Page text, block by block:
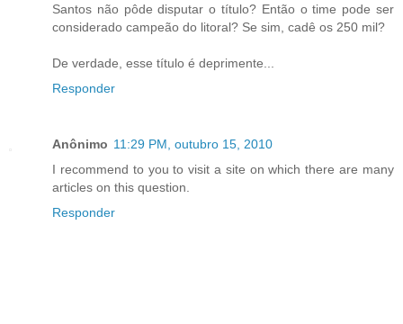
Santos não pôde disputar o título? Então o time pode ser
considerado campeão do litoral? Se sim, cadê os 250 mil?
De verdade, esse título é deprimente...
Responder
Anônimo 11:29 PM, outubro 15, 2010
I recommend to you to visit a site on which there are many
articles on this question.
Responder